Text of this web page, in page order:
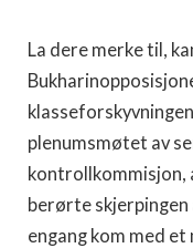
La dere merke til,
plenumsmøtet av
kontroll­kommisjon,
berørte skjerpingen
engang kom med